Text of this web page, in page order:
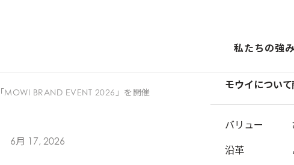
私たちの強み
モウイについて
バリュー
沿革
「MOWI BRAND EVENT 2026」を開催
6月 17, 2026